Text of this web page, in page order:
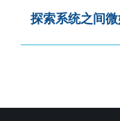
探索系统之间